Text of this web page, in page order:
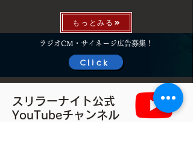
もっとみる
Click
ラジオCM・サイネージ広告募集！
スリラーナイト公式
​YouTubeチャンネル